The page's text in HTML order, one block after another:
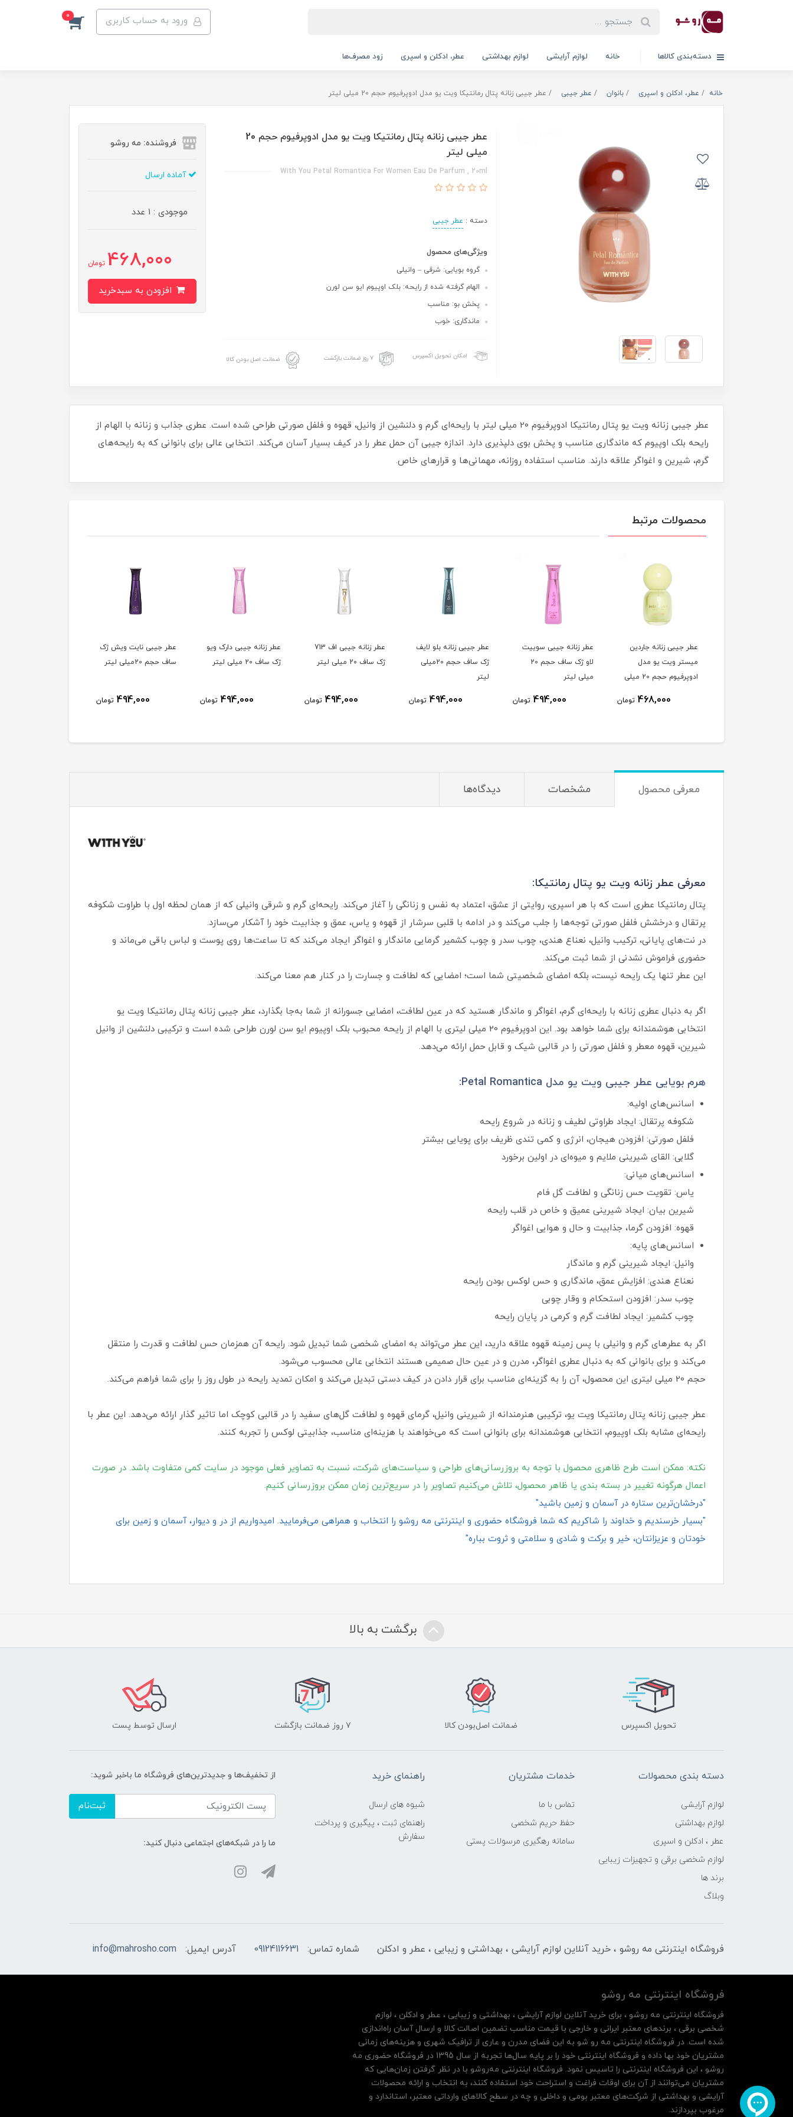
ورود به حساب کاربری 0
دسته‌بندی کالاها خانه لوازم آرایشی لوازم بهداشتی عطر، ادکلن و اسپری زود مصرف‌ها
خانه عطر، ادکلن و اسپری بانوان عطر جیبی عطر جیبی زنانه پتال رمانتیکا ویت یو مدل ادوپرفیوم حجم 20 میلی لیتر
عطر جیبی زنانه پتال رمانتیکا ویت یو مدل ادوپرفیوم حجم 20
میلی لیتر
With You Petal Romantica For Women Eau De Parfum , 20ml
دسته : عطر جیبی
ویژگی‌های محصول
گروه بویایی: شرقی – وانیلی
الهام گرفته شده از رایحه: بلک اوپیوم ایو سن لورن
پخش بو: مناسب
ماندگاری: خوب
امکان تحویل اکسپرس ۷ روز ضمانت بازگشت ضمانت اصل بودن کالا
فروشنده: مه رو‌شو
آماده ارسال
موجودی : 1 عدد
468,000 تومان
عطر جیبی زنانه ویت یو پتال رمانتیکا ادوپرفیوم 20 میلی‌ لیتر با رایحه‌ای گرم و دلنشین از وانیل، قهوه و فلفل صورتی طراحی شده است. عطری جذاب و زنانه با الهام از
رایحه بلک اوپیوم که ماندگاری مناسب و پخش بوی دلپذیری دارد. اندازه جیبی آن حمل عطر را در کیف بسیار آسان می‌کند. انتخابی عالی برای بانوانی که به رایحه‌های
گرم، شیرین و اغواگر علاقه دارند. مناسب استفاده روزانه، مهمانی‌ها و قرارهای خاص.
محصولات مرتبط
عطر جیبی زنانه جاردین
میستر ویت یو مدل
ادوپرفیوم حجم 20 میلی
468,000 تومان
عطر زنانه جیبی سوییت
لاو ژک ساف حجم 20
میلی لیتر
494,000 تومان
عطر جیبی زنانه بلو لایف
ژک ساف حجم 20میلی
لیتر
494,000 تومان
عطر زنانه جیبی اف 713
ژک ساف 20 میلی لیتر
494,000 تومان
عطر زنانه جیبی دارک ويو
ژک ساف 20 میلی لیتر
494,000 تومان
عطر جیبی نایت ویش ژک
ساف حجم 20میلی لیتر
494,000 تومان
معرفی محصول مشخصات دیدگاه‌ها
معرفی عطر زنانه ویت یو پتال رمانتیکا:
پتال رمانتیکا عطری است که با هر اسپری، روایتی از عشق، اعتماد به‌ نفس و زنانگی را آغاز می‌کند. رایحه‌ای گرم و شرقی وانیلی که از همان لحظه اول با طراوت شکوفه
پرتقال و درخشش فلفل صورتی توجه‌ها را جلب می‌کند و در ادامه با قلبی سرشار از قهوه و یاس، عمق و جذابیت خود را آشکار می‌سازد.
در نت‌های پایانی، ترکیب وانیل، نعناع هندی، چوب سدر و چوب کشمیر گرمایی ماندگار و اغواگر ایجاد می‌کند که تا ساعت‌ها روی پوست و لباس باقی می‌ماند و
حضوری فراموش‌ نشدنی از شما ثبت می‌کند.
این عطر تنها یک رایحه نیست، بلکه امضای شخصیتی شما است؛ امضایی که لطافت و جسارت را در کنار هم معنا می‌کند.
اگر به‌ دنبال عطری زنانه با رایحه‌ای گرم، اغواگر و ماندگار هستید که در عین لطافت، امضایی جسورانه از شما به‌جا بگذارد، عطر جیبی زنانه پتال رمانتیکا ویت یو
انتخابی هوشمندانه برای شما خواهد بود. این ادوپرفیوم 20 میلی‌ لیتری با الهام از رایحه محبوب بلک اوپیوم ایو سن لورن طراحی شده است و ترکیبی دلنشین از وانیل
شیرین، قهوه معطر و فلفل صورتی را در قالبی شیک و قابل حمل ارائه می‌دهد.
هرم بویایی عطر جیبی ویت یو مدل Petal Romantica:
اسانس‌های اولیه:
شکوفه پرتقال: ایجاد طراوتی لطیف و زنانه در شروع رایحه
فلفل صورتی: افزودن هیجان، انرژی و کمی تندی ظریف برای پویایی بیشتر
گلابی: القای شیرینی ملایم و میوه‌ای در اولین برخورد
اسانس‌های میانی:
یاس: تقویت حس زنانگی و لطافت گل‌ فام
شیرین‌ بیان: ایجاد شیرینی عمیق و خاص در قلب رایحه
قهوه: افزودن گرما، جذابیت و حال‌ و هوایی اغواگر
اسانس‌های پایه:
وانیل: ایجاد شیرینی گرم و ماندگار
نعناع هندی: افزایش عمق، ماندگاری و حس لوکس بودن رایحه
چوب سدر: افزودن استحکام و وقار چوبی
چوب کشمیر: ایجاد لطافت گرم و کرمی در پایان رایحه
اگر به عطرهای گرم و وانیلی با پس‌ زمینه قهوه علاقه دارید، این عطر می‌تواند به امضای شخصی شما تبدیل شود. رایحه آن همزمان حس لطافت و قدرت را منتقل
می‌کند و برای بانوانی که به‌ دنبال عطری اغواگر، مدرن و در عین حال صمیمی هستند انتخابی عالی محسوب می‌شود.
حجم 20 میلی‌ لیتری این محصول، آن را به گزینه‌ای مناسب برای قرار دادن در کیف دستی تبدیل می‌کند و امکان تمدید رایحه در طول روز را برای شما فراهم می‌کند.
عطر جیبی زنانه پتال رمانتیکا ویت یو، ترکیبی هنرمندانه از شیرینی وانیل، گرمای قهوه و لطافت گل‌های سفید را در قالبی کوچک اما تاثیر گذار ارائه می‌دهد. این عطر با
رایحه‌ای مشابه بلک اوپیوم، انتخابی هوشمندانه برای بانوانی است که می‌خواهند با هزینه‌ای مناسب، جذابیتی لوکس را تجربه کنند.
نکته: ممکن است طرح ظاهری محصول با توجه به بروزرسانی‌های طراحی و سیاست‌های شرکت، نسبت به تصاویر فعلی موجود در سایت کمی متفاوت باشد. در صورت
اعمال هرگونه تغییر در بسته‌ بندی یا ظاهر محصول، تلاش می‌کنیم تصاویر را در سریع‌ترین زمان ممکن بروزرسانی کنیم.
"درخشان‌ترین ستاره در آسمان و زمین باشید"
"بسیار خرسندیم و خداوند را شاکریم که شما فروشگاه حضوری و اینترنتی مه روشو را انتخاب و همراهی می‌فرمایید. امیدواریم از در و دیوار، آسمان و زمین برای
خودتان و عزیزانتان، خیر و برکت و شادی و سلامتی و ثروت بباره"
برگشت به بالا
تحویل اکسپرس ضمانت اصل‌بودن کالا ۷ روز ضمانت بازگشت ارسال توسط پست
دسته بندی محصولات
لوازم آرایشی
لوازم بهداشتی
عطر ، ادکلن و اسپری
لوازم شخصی برقی و تجهیزات زیبایی
برند ها
وبلاگ
خدمات مشتریان
تماس با ما
حفظ حریم شخصی
سامانه رهگیری مرسولات پستی
راهنمای خرید
شیوه های ارسال
راهنمای ثبت ، پیگیری و پرداخت
سفارش
از تخفیف‌ها و جدیدترین‌های فروشگاه ما باخبر شوید:
ثبت‌نام
ما را در شبکه‌های اجتماعی دنبال کنید:
فروشگاه اینترنتی مه‌ رو‌شو ، خرید آنلاین لوازم آرایشی ، بهداشتی و زیبایی ، عطر و ادکلن شماره تماس: 09124116631 آدرس ایمیل: info@mahrosho.com
فروشگاه اینترنتی مه‌ رو‌شو
فروشگاه اینترنتی مه‌ رو‌شو ، برای خرید آنلاین لوازم آرایشی ، بهداشتی و زیبایی ، عطر و ادکلن ، لوازم
شخصی برقی ، برندهای معتبر ایرانی و خارجی با قیمت مناسب تضمین اصالت کالا و ارسال آسان راه‌اندازی
شده است. در فروشگاه اینترنتی مه رو شو به این فضای مدرن و عاری از ترافیک شهری و هزینه‌های زمانی
مشتریان خود بها داده و فروشگاه اینترنتی خود را بر پایه سال‌ها تجربه از سال 1395 در فروشگاه حضوری مه
روشو ، این فروشگاه اینترنتی را تاسیس نمود. فروشگاه اینترنتی مه‌رو‌شو با در نظر گرفتن زمان‌هایی که
مشتریان می‌توانند از آن‌ برای اوقات فراغت و استراحت خود استفاده کنند، به انتخاب و ارائه محصولات
آرایشی و بهداشتی از شرکت‌های معتبر بومی و داخلی و چه در سطح کالاهای وارداتی معتبر، استاندارد و
مرغوب بپردازند.